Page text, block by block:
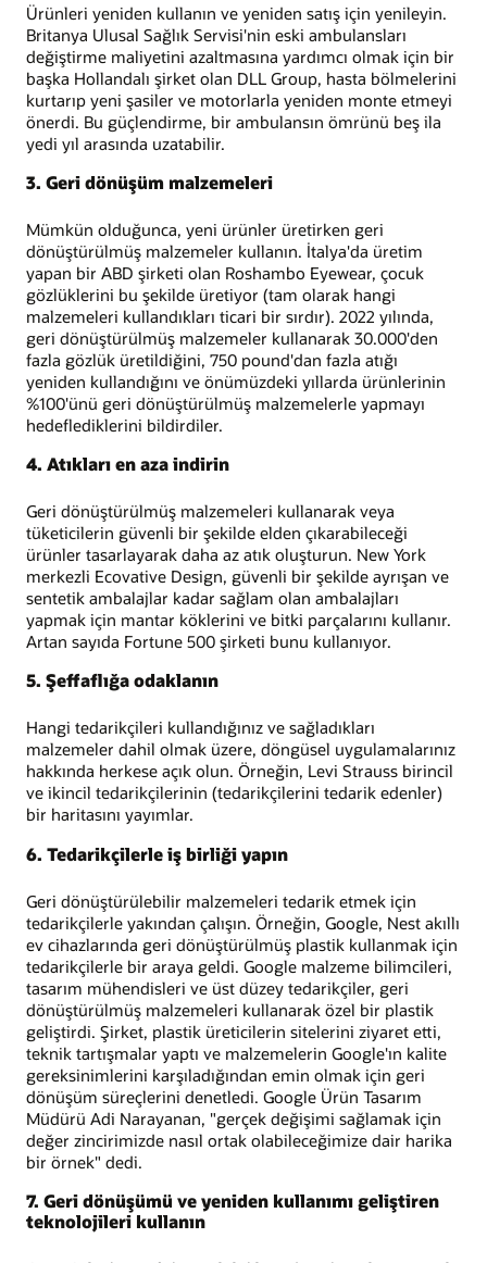
Ürünleri yeniden kullanın ve yeniden satış için yenileyin.
Britanya Ulusal Sağlık Servisi'nin eski ambulansları
değiştirme maliyetini azaltmasına yardımcı olmak için bir
başka Hollandalı şirket olan DLL Group, hasta bölmelerini
kurtarıp yeni şasiler ve motorlarla yeniden monte etmeyi
önerdi. Bu güçlendirme, bir ambulansın ömrünü beş ila
yedi yıl arasında uzatabilir.
3. Geri dönüşüm malzemeleri
Mümkün olduğunca, yeni ürünler üretirken geri
dönüştürülmüş malzemeler kullanın. İtalya'da üretim
yapan bir ABD şirketi olan Roshambo Eyewear, çocuk
gözlüklerini bu şekilde üretiyor (tam olarak hangi
malzemeleri kullandıkları ticari bir sırdır). 2022 yılında,
geri dönüştürülmüş malzemeler kullanarak 30.000'den
fazla gözlük üretildiğini, 750 pound'dan fazla atığı
yeniden kullandığını ve önümüzdeki yıllarda ürünlerinin
%100'ünü geri dönüştürülmüş malzemelerle yapmayı
hedeflediklerini bildirdiler.
4. Atıkları en aza indirin
Geri dönüştürülmüş malzemeleri kullanarak veya
tüketicilerin güvenli bir şekilde elden çıkarabileceği
ürünler tasarlayarak daha az atık oluşturun. New York
merkezli Ecovative Design, güvenli bir şekilde ayrışan ve
sentetik ambalajlar kadar sağlam olan ambalajları
yapmak için mantar köklerini ve bitki parçalarını kullanır.
Artan sayıda Fortune 500 şirketi bunu kullanıyor.
5. Şeffaflığa odaklanın
Hangi tedarikçileri kullandığınız ve sağladıkları
malzemeler dahil olmak üzere, döngüsel uygulamalarınız
hakkında herkese açık olun. Örneğin, Levi Strauss birincil
ve ikincil tedarikçilerinin (tedarikçilerini tedarik edenler)
bir haritasını yayımlar.
6. Tedarikçilerle iş birliği yapın
Geri dönüştürülebilir malzemeleri tedarik etmek için
tedarikçilerle yakından çalışın. Örneğin, Google, Nest akıllı
ev cihazlarında geri dönüştürülmüş plastik kullanmak için
tedarikçilerle bir araya geldi. Google malzeme bilimcileri,
tasarım mühendisleri ve üst düzey tedarikçiler, geri
dönüştürülmüş malzemeleri kullanarak özel bir plastik
geliştirdi. Şirket, plastik üreticilerin sitelerini ziyaret etti,
teknik tartışmalar yaptı ve malzemelerin Google'ın kalite
gereksinimlerini karşıladığından emin olmak için geri
dönüşüm süreçlerini denetledi. Google Ürün Tasarım
Müdürü Adi Narayanan, "gerçek değişimi sağlamak için
değer zincirimizde nasıl ortak olabileceğimize dair harika
bir örnek" dedi.
7. Geri dönüşümü ve yeniden kullanımı geliştiren
teknolojileri kullanın